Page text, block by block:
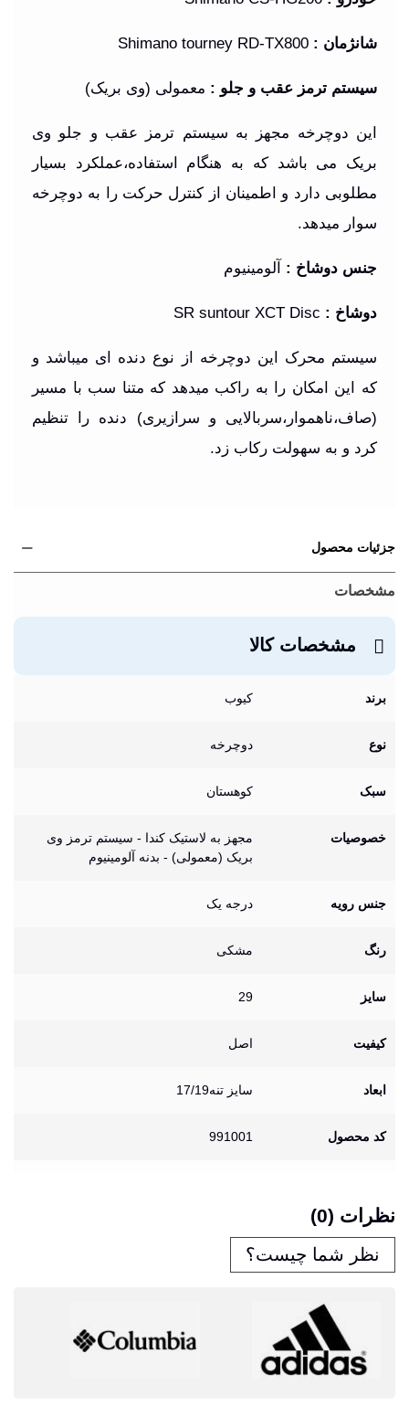
شانژمان :
Shimano tourney RD-TX800
سیستم ترمز عقب و جلو : معمولی (وی بریک)
این دوچرخه مجهز به سیستم ترمز عقب و جلو وی
بریک می باشد که به هنگام استفاده،عملکرد بسیار
مطلوبی دارد و اطمینان از کنترل حرکت را به دوچرخه
سوار میدهد.
جنس دوشاخ : آلومینیوم
دوشاخ :
SR suntour XCT Disc
سیستم محرک این دوچرخه از نوع دنده ای میباشد و
که این امکان را به راکب میدهد که متنا سب با مسیر
(صاف،ناهموار،سربالایی و سرازیری) دنده را تنظیم
کرد و به سهولت رکاب زد.
جزئیات محصول
مشخصات
مشخصات کالا
برند کیوب
نوع دوچرخه
سبک کوهستان
خصوصیات
مجهز به لاستیک کندا - سیستم ترمز وی
بریک (معمولی) - بدنه آلومینیوم
جنس رویه درجه یک
رنگ مشکی
سایز 29
کیفیت اصل
ابعاد سایز تنه17/19
کد محصول 991001
نظرات (0)
نظر شما چیست؟